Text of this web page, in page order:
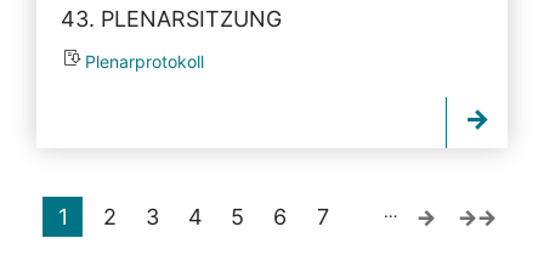
43. PLENARSITZUNG
Plenarprotokoll
1 2 3 4 5 6 7 …